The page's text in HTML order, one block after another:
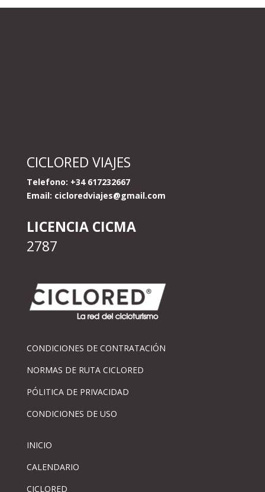
CICLORED VIAJES
Telefono: +34 617232667
Email: cicloredviajes@gmail.com
LICENCIA CICMA
2787
CONDICIONES DE CONTRATACIÓN
NORMAS DE RUTA CICLORED
PÓLITICA DE PRIVACIDAD
CONDICIONES DE USO
INICIO
CALENDARIO
CICLORED